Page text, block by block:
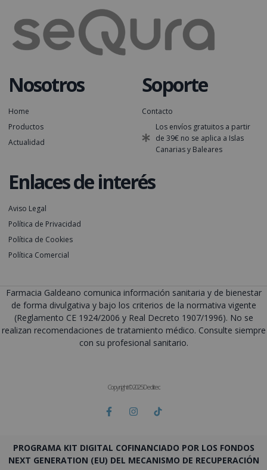
Nosotros
Home
Productos
Actualidad
Soporte
Contacto
Los envíos gratuitos a partir
de 39€ no se aplica a Islas
Canarias y Baleares
Enlaces de interés
Aviso Legal
Política de Privacidad
Política de Cookies
Política Comercial
Farmacia Galdeano comunica información sanitaria y de bienestar
de forma divulgativa y bajo los criterios de la normativa vigente
(Reglamento CE 1924/2006 y Real Decreto 1907/1996). No se
realizan recomendaciones de tratamiento médico. Consulte siempre
con su profesional sanitario.
Copyright © 2025 Deditec
PROGRAMA KIT DIGITAL COFINANCIADO POR LOS FONDOS
NEXT GENERATION (EU) DEL MECANISMO DE RECUPERACIÓN